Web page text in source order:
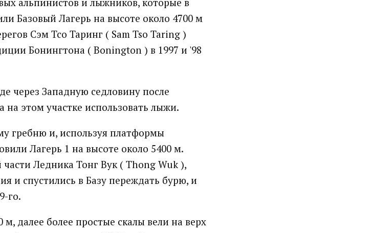
Базовый Лагерь на высоте около 4700 м
Сэм Тсо Таринг ( Sam Tso Taring )
Бонингтона ( Bonington ) в 1997 и '98
через Западную седловину после
на этом участке использовать лыжи.
гребню и, используя платформы
Лагерь 1 на высоте около 5400 м.
Ледника Тонг Вук ( Thong Wuk ),
и спустились в Базу переждать бурю, и
го.
далее более простые скалы вели на верх